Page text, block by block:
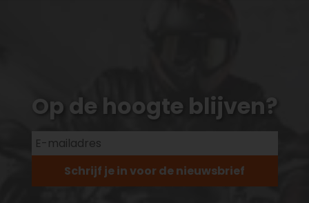
Op de hoogte blijven?
Schrijf je in voor de nieuwsbrief